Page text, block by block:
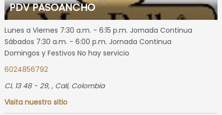
PDV PASOANCHO
Lunes a Viernes 7:30 a.m. - 6:15 p.m. Jornada Continua
Sábados 7:30 a.m. - 6:00 p.m. Jornada Continua
Domingos y Festivos No hay servicio
6024856792
CL 13 48 - 29, , Cali, Colombia
Visita nuestro sitio